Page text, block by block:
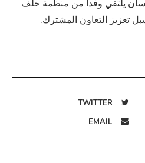
يلتقي وفدا من منظمة حلف
تعزيز التعاون المشترك.
TWITTER
EMAIL